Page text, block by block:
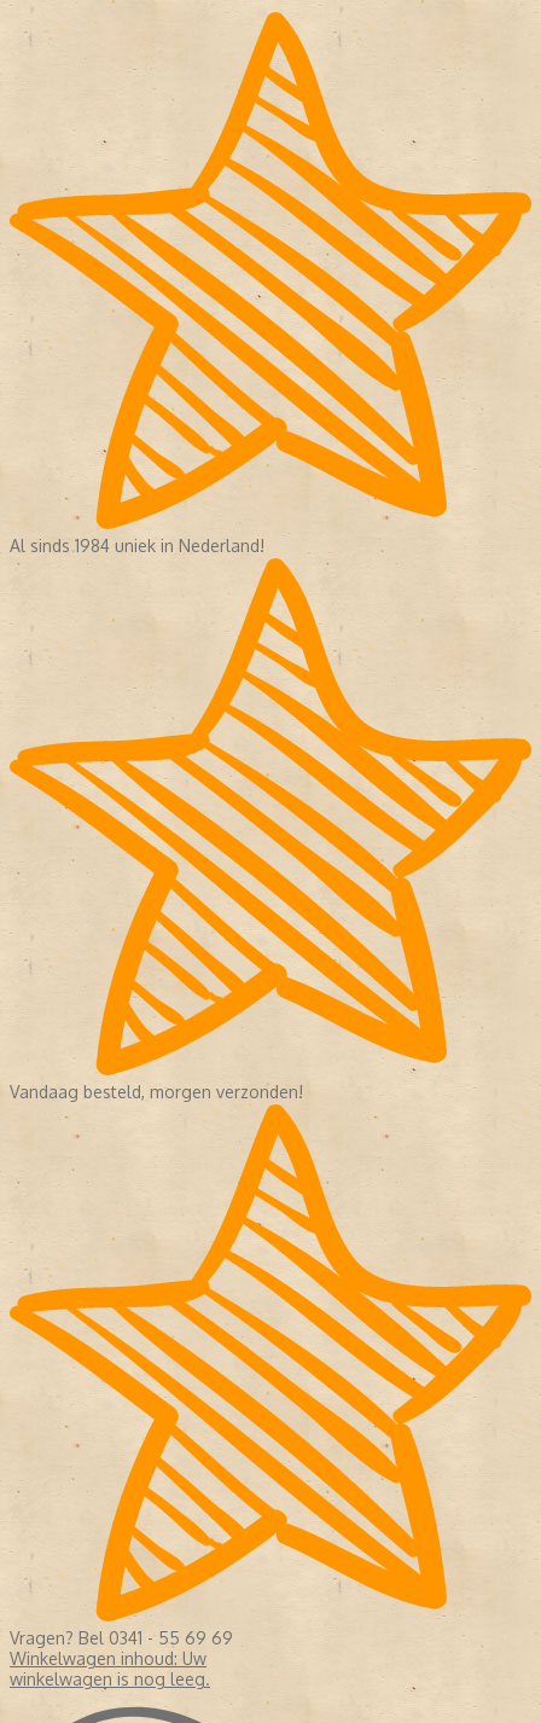
Al sinds 1984 uniek in Nederland!
Vandaag besteld, morgen verzonden!
Vragen? Bel 0341 - 55 69 69
Winkelwagen inhoud: Uw
winkelwagen is nog leeg.